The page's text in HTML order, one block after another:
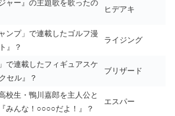
ャー』の主題歌を歌ったの
ヒデアキ
ンプ」で連載したゴルフ漫
』？
ライジング
で連載したフィギュアスケ
セル』？
ブリザード
校生・鴨川嘉郎を主人公と
みんな！○○○○だよ！』？
エスパー